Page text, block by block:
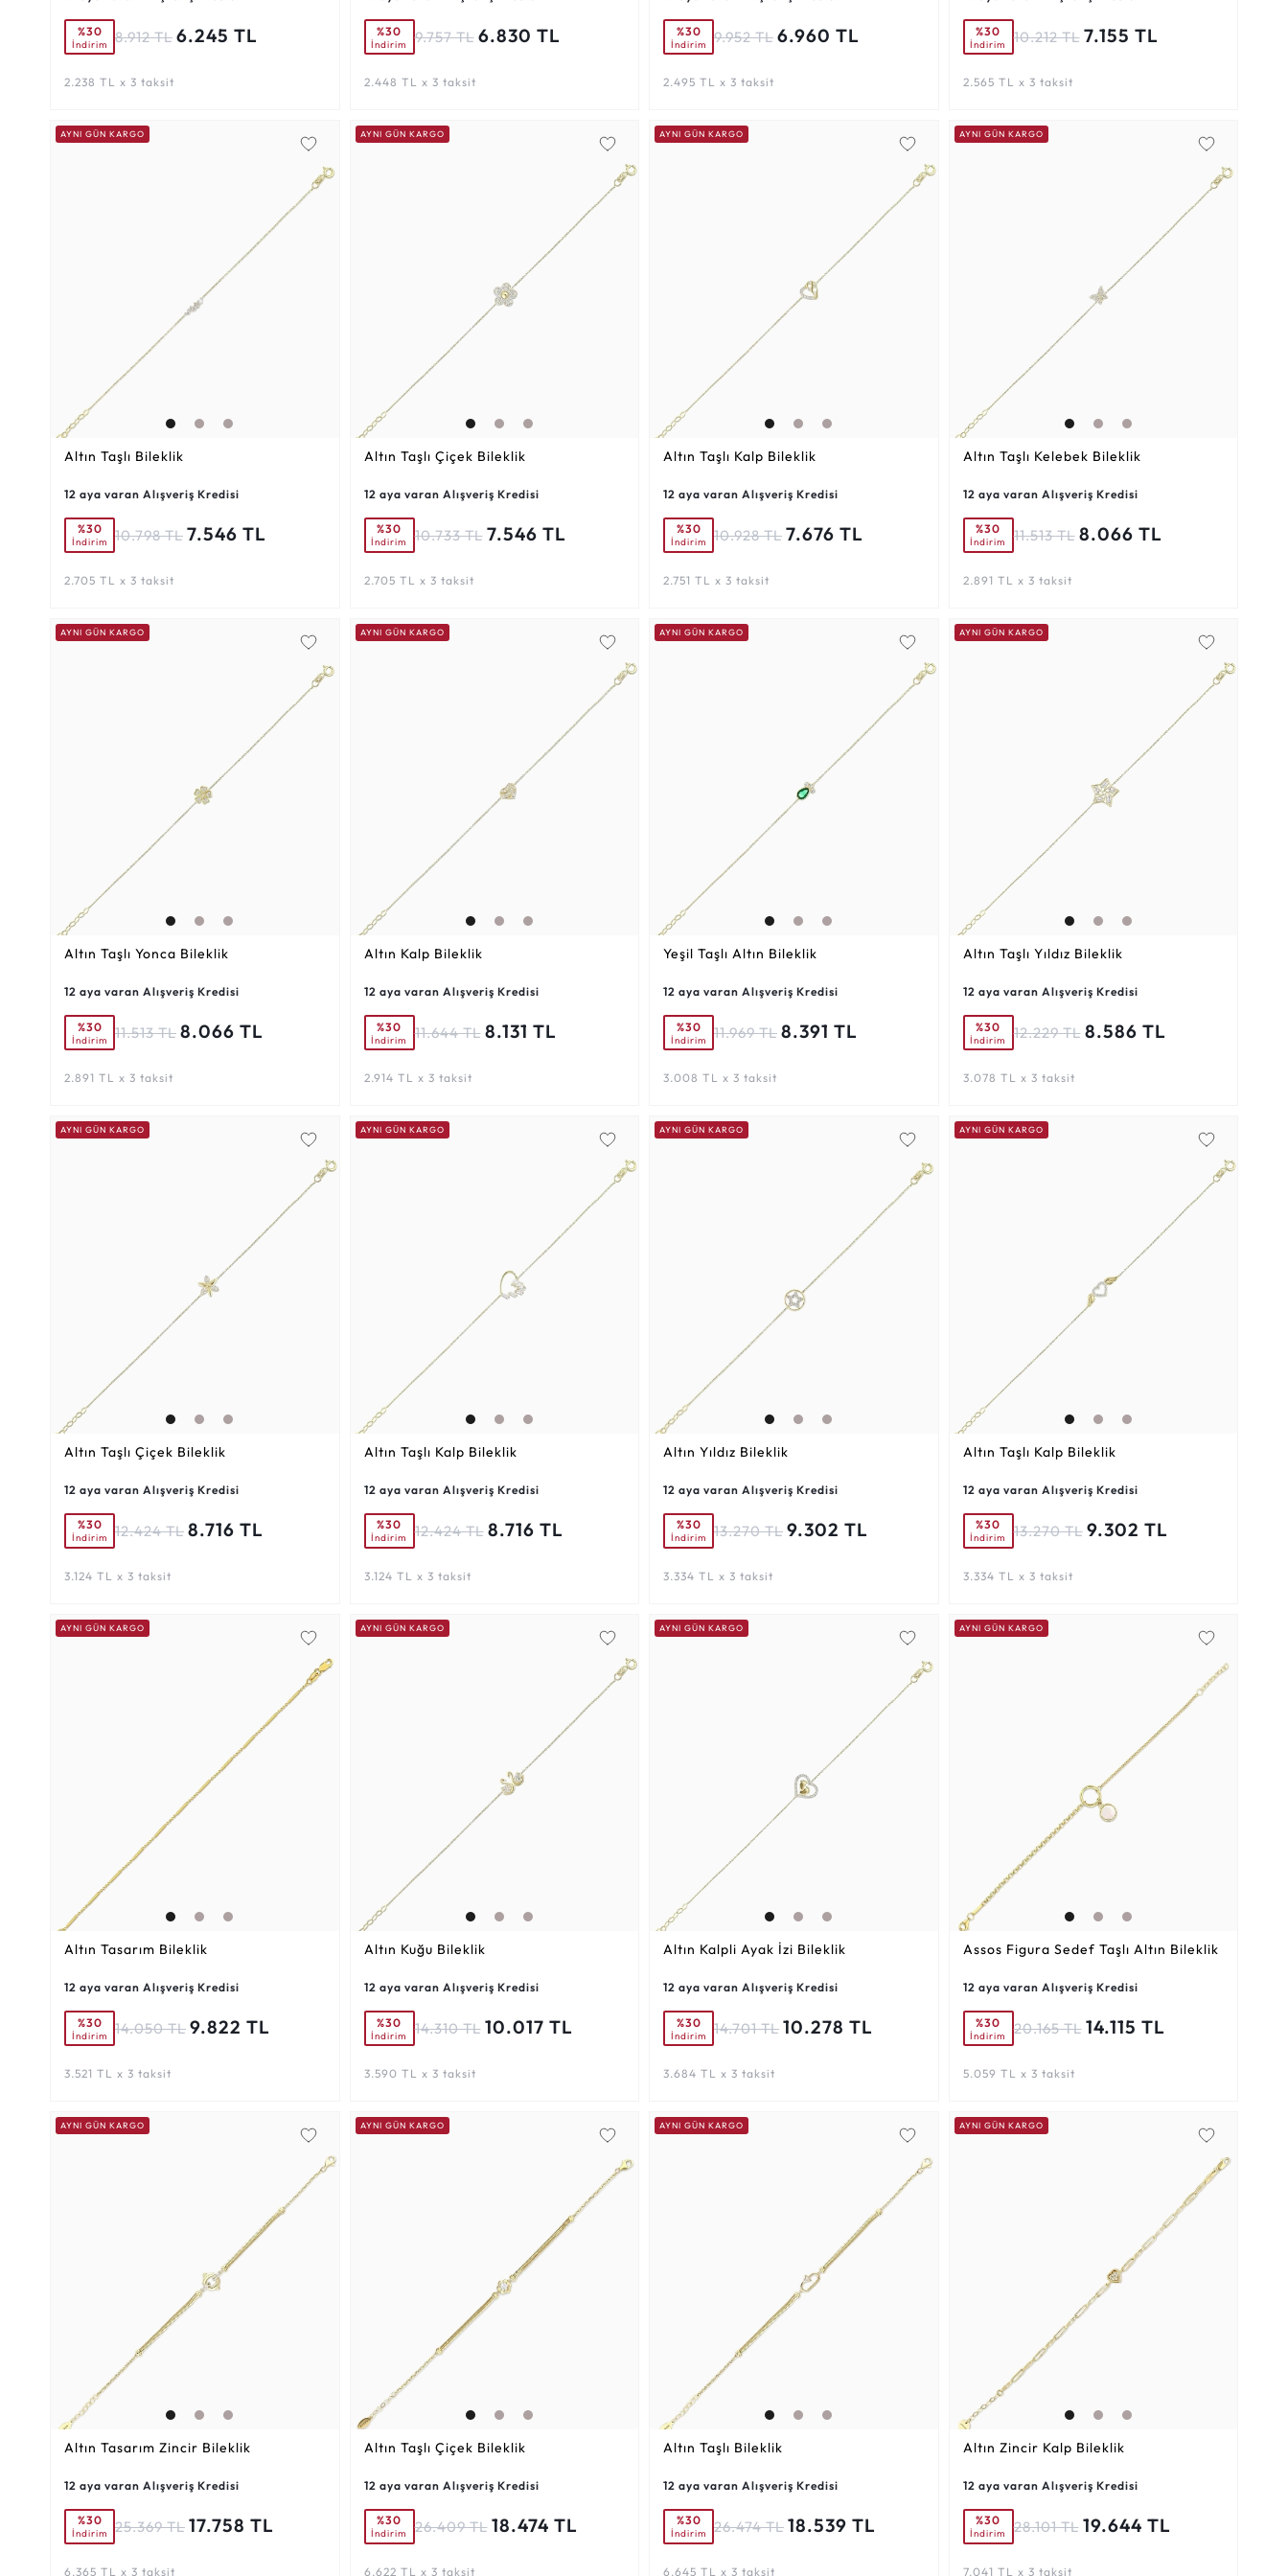
%30
İndirim 8.912 TL 6.245 TL
2.238 TL x 3 taksit
%30
İndirim 9.757 TL 6.830 TL
2.448 TL x 3 taksit
%30
İndirim 9.952 TL 6.960 TL
2.495 TL x 3 taksit
%30
İndirim 10.212 TL 7.155 TL
2.565 TL x 3 taksit
AYNI GÜN KARGO
Altın Taşlı Bileklik
12 aya varan Alışveriş Kredisi
%30
İndirim 10.798 TL 7.546 TL
2.705 TL x 3 taksit
AYNI GÜN KARGO
Altın Taşlı Çiçek Bileklik
12 aya varan Alışveriş Kredisi
%30
İndirim 10.733 TL 7.546 TL
2.705 TL x 3 taksit
AYNI GÜN KARGO
Altın Taşlı Kalp Bileklik
12 aya varan Alışveriş Kredisi
%30
İndirim 10.928 TL 7.676 TL
2.751 TL x 3 taksit
AYNI GÜN KARGO
Altın Taşlı Kelebek Bileklik
12 aya varan Alışveriş Kredisi
%30
İndirim 11.513 TL 8.066 TL
2.891 TL x 3 taksit
AYNI GÜN KARGO
Altın Taşlı Yonca Bileklik
12 aya varan Alışveriş Kredisi
%30
İndirim 11.513 TL 8.066 TL
2.891 TL x 3 taksit
AYNI GÜN KARGO
Altın Kalp Bileklik
12 aya varan Alışveriş Kredisi
%30
İndirim 11.644 TL 8.131 TL
2.914 TL x 3 taksit
AYNI GÜN KARGO
Yeşil Taşlı Altın Bileklik
12 aya varan Alışveriş Kredisi
%30
İndirim 11.969 TL 8.391 TL
3.008 TL x 3 taksit
AYNI GÜN KARGO
Altın Taşlı Yıldız Bileklik
12 aya varan Alışveriş Kredisi
%30
İndirim 12.229 TL 8.586 TL
3.078 TL x 3 taksit
AYNI GÜN KARGO
Altın Taşlı Çiçek Bileklik
12 aya varan Alışveriş Kredisi
%30
İndirim 12.424 TL 8.716 TL
3.124 TL x 3 taksit
AYNI GÜN KARGO
Altın Taşlı Kalp Bileklik
12 aya varan Alışveriş Kredisi
%30
İndirim 12.424 TL 8.716 TL
3.124 TL x 3 taksit
AYNI GÜN KARGO
Altın Yıldız Bileklik
12 aya varan Alışveriş Kredisi
%30
İndirim 13.270 TL 9.302 TL
3.334 TL x 3 taksit
AYNI GÜN KARGO
Altın Taşlı Kalp Bileklik
12 aya varan Alışveriş Kredisi
%30
İndirim 13.270 TL 9.302 TL
3.334 TL x 3 taksit
AYNI GÜN KARGO
Altın Tasarım Bileklik
12 aya varan Alışveriş Kredisi
%30
İndirim 14.050 TL 9.822 TL
3.521 TL x 3 taksit
AYNI GÜN KARGO
Altın Kuğu Bileklik
12 aya varan Alışveriş Kredisi
%30
İndirim 14.310 TL 10.017 TL
3.590 TL x 3 taksit
AYNI GÜN KARGO
Altın Kalpli Ayak İzi Bileklik
12 aya varan Alışveriş Kredisi
%30
İndirim 14.701 TL 10.278 TL
3.684 TL x 3 taksit
AYNI GÜN KARGO
Assos Figura Sedef Taşlı Altın Bileklik
12 aya varan Alışveriş Kredisi
%30
İndirim 20.165 TL 14.115 TL
5.059 TL x 3 taksit
AYNI GÜN KARGO
Altın Tasarım Zincir Bileklik
12 aya varan Alışveriş Kredisi
%30
İndirim 25.369 TL 17.758 TL
6.365 TL x 3 taksit
AYNI GÜN KARGO
Altın Taşlı Çiçek Bileklik
12 aya varan Alışveriş Kredisi
%30
İndirim 26.409 TL 18.474 TL
6.622 TL x 3 taksit
AYNI GÜN KARGO
Altın Taşlı Bileklik
12 aya varan Alışveriş Kredisi
%30
İndirim 26.474 TL 18.539 TL
6.645 TL x 3 taksit
AYNI GÜN KARGO
Altın Zincir Kalp Bileklik
12 aya varan Alışveriş Kredisi
%30
İndirim 28.101 TL 19.644 TL
7.041 TL x 3 taksit